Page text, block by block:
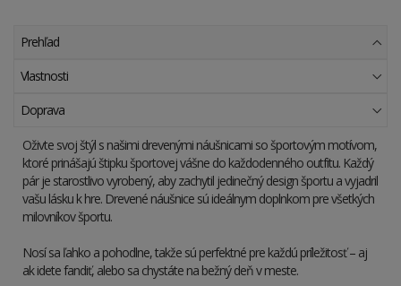
Prehľad
Vlastnosti
Doprava
Oživte svoj štýl s našimi drevenými náušnicami so športovým motívom,
ktoré prinášajú štipku športovej vášne do každodenného outfitu. Každý
pár je starostlivo vyrobený, aby zachytil jedinečný design športu a vyjadril
vašu lásku k hre. Drevené náušnice sú ideálnym doplnkom pre všetkých
milovníkov športu.
Nosí sa ľahko a pohodlne, takže sú perfektné pre každú príležitosť – aj
ak idete fandiť, alebo sa chystáte na bežný deň v meste.